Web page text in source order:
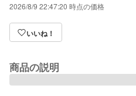
2026/8/9 22:47:20 時点の価格
いいね！
商品の説明